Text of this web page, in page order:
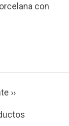
con
››